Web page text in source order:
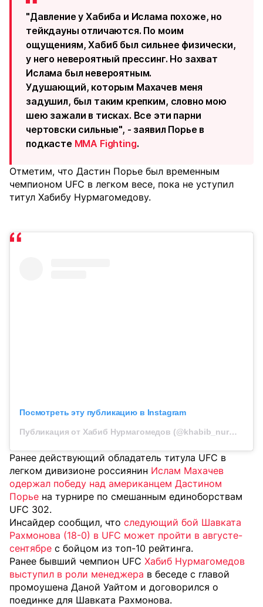
"Давление у Хабиба и Ислама похоже, но
тейкдауны отличаются. По моим
ощущениям, Хабиб был сильнее физически,
у него невероятный прессинг. Но захват
Ислама был невероятным.
Удушающий, которым Махачев меня
задушил, был таким крепким, словно мою
шею зажали в тисках. Все эти парни
чертовски сильные", - заявил Порье в
подкасте MMA Fighting.
Отметим, что Дастин Порье был временным
чемпионом UFC в легком весе, пока не уступил
титул Хабибу Нурмагомедову.
Посмотреть эту публикацию в Instagram
Публикация от Хабиб Нурмагомедов (@khabib_nurmagomedov)
Ранее действующий обладатель титула UFC в
легком дивизионе россиянин Ислам Махачев
одержал победу над американцем Дастином
Порье на турнире по смешанным единоборствам
UFC 302.
Инсайдер сообщил, что следующий бой Шавката
Рахмонова (18-0) в UFC может пройти в августе-
сентябре с бойцом из топ-10 рейтинга.
Ранее бывший чемпион UFC Хабиб Нурмагомедов
выступил в роли менеджера в беседе с главой
промоушена Даной Уайтом и договорился о
поединке для Шавката Рахмонова.